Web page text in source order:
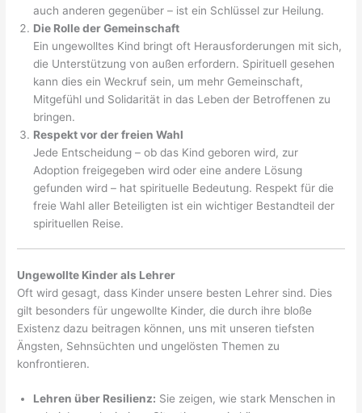
auch anderen gegenüber – ist ein Schlüssel zur Heilung.
Die Rolle der Gemeinschaft
Ein ungewolltes Kind bringt oft Herausforderungen mit sich,
die Unterstützung von außen erfordern. Spirituell gesehen
kann dies ein Weckruf sein, um mehr Gemeinschaft,
Mitgefühl und Solidarität in das Leben der Betroffenen zu
bringen.
Respekt vor der freien Wahl
Jede Entscheidung – ob das Kind geboren wird, zur
Adoption freigegeben wird oder eine andere Lösung
gefunden wird – hat spirituelle Bedeutung. Respekt für die
freie Wahl aller Beteiligten ist ein wichtiger Bestandteil der
spirituellen Reise.
Ungewollte Kinder als Lehrer
Oft wird gesagt, dass Kinder unsere besten Lehrer sind. Dies
gilt besonders für ungewollte Kinder, die durch ihre bloße
Existenz dazu beitragen können, uns mit unseren tiefsten
Ängsten, Sehnsüchten und ungelösten Themen zu
konfrontieren.
Lehren über Resilienz: Sie zeigen, wie stark Menschen in